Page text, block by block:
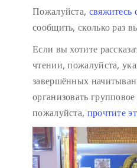
Пожалуйста, свяжитесь
сообщить, сколько раз
Если вы хотите
чтении, пожалуйста,
завершённых
организовать
пожалуйста, прочтите